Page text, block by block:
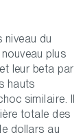
du
plus
leur beta par
hauts
similaire. Il
totale des
dollars au